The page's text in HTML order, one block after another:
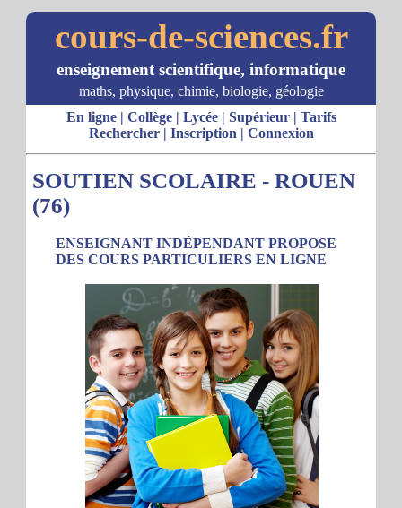
cours-de-sciences.fr
enseignement scientifique, informatique
maths, physique, chimie, biologie, géologie
En ligne| Collège| Lycée| Supérieur| Tarifs
Rechercher| Inscription | Connexion
SOUTIEN SCOLAIRE - ROUEN
(76)
ENSEIGNANT INDÉPENDANT PROPOSE
DES COURS PARTICULIERS EN LIGNE